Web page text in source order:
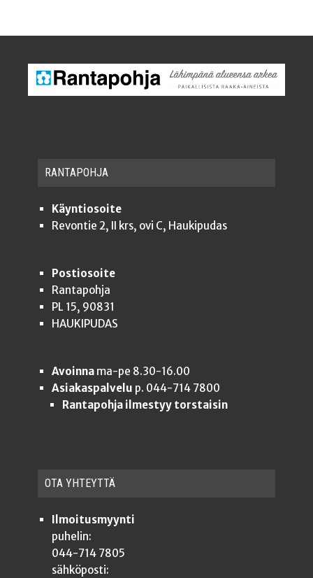
RAN­TA­POH­JA
Käyntiosoite
Revontie 2, II krs, ovi C, Haukipudas
Postiosoite
Rantapohja
PL 15, 90831
HAUKIPUDAS
Avoinnama-pe 8.30-16.00
Asiakaspalvelu p. 044-714 7800
Rantapohja ilmestyy torstaisin
OTA YHTEYT­TÄ
Ilmoitusmyynti
puhelin:
044-714 7805
sähköposti: